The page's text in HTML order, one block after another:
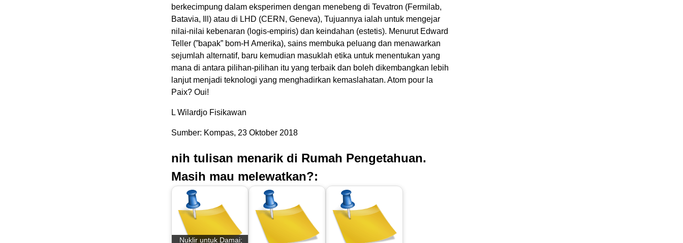
berkecimpung dalam eksperimen dengan menebeng di Tevatron (Fermilab,
Batavia, Ill) atau di LHD (CERN, Geneva), Tujuannya ialah untuk mengejar
nilai-nilai kebenaran (logis-empiris) dan keindahan (estetis). Menurut Edward
Teller (”bapak” bom-H Amerika), sains membuka peluang dan menawarkan
sejumlah alternatif, baru kemudian masuklah etika untuk menentukan yang
mana di antara pilihan-pilihan itu yang terbaik dan boleh dikembangkan lebih
lanjut menjadi teknologi yang menghadirkan kemaslahatan. Atom pour la
Paix? Oui!
L Wilardjo Fisikawan
Sumber: Kompas, 23 Oktober 2018
nih tulisan menarik di Rumah Pengetahuan.
Masih mau melewatkan?:
Nuklir untuk Damai;